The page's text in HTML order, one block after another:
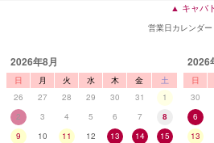
▲ キャバ
営業日カレンダー
2026年8月
日 月 火 水 木 金
土
26
27 28 29 30 31
1
2
3 4 5 6 7
8
9
10 11 12 13 14
15
2026
日
30
6
13